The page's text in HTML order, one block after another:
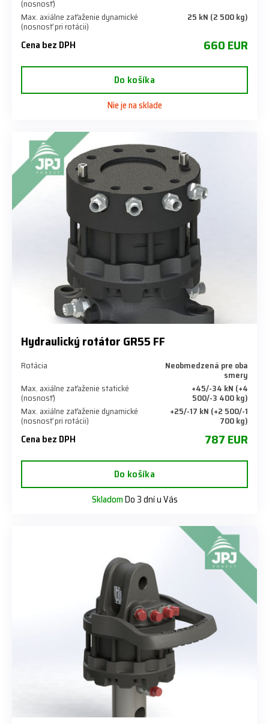
(nosnosť)
Max. axiálne zaťaženie dynamické
(nosnosť pri rotácii)
25 kN (2 500 kg)
Cena bez DPH 660 EUR
Do košíka
Nie je na sklade
Hydraulický rotátor GR55 FF
Rotácia Neobmedzená pre oba
smery
Max. axiálne zaťaženie statické
(nosnosť)
+45/-34 kN (+4
500/-3 400 kg)
Max. axiálne zaťaženie dynamické
(nosnosť pri rotácii)
+25/-17 kN (+2 500/-1
700 kg)
Cena bez DPH 787 EUR
Do košíka
SkladomDo 3 dní u Vás